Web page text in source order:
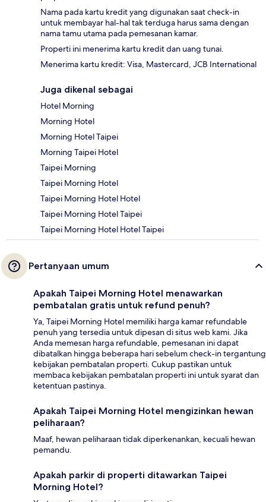
Nama pada kartu kredit yang digunakan saat check-in
untuk membayar hal-hal tak terduga harus sama dengan
nama tamu utama pada pemesanan kamar.
Properti ini menerima kartu kredit dan uang tunai.
Menerima kartu kredit: Visa, Mastercard, JCB International
Juga dikenal sebagai
Hotel Morning
Morning Hotel
Morning Hotel Taipei
Morning Taipei Hotel
Taipei Morning
Taipei Morning Hotel
Taipei Morning Hotel Hotel
Taipei Morning Hotel Taipei
Taipei Morning Hotel Hotel Taipei
Pertanyaan umum
Apakah Taipei Morning Hotel menawarkan
pembatalan gratis untuk refund penuh?
Ya, Taipei Morning Hotel memiliki harga kamar refundable
penuh yang tersedia untuk dipesan di situs web kami. Jika
Anda memesan harga refundable, pemesanan ini dapat
dibatalkan hingga beberapa hari sebelum check-in tergantung
kebijakan pembatalan properti. Cukup pastikan untuk
membaca kebijakan pembatalan properti ini untuk syarat dan
ketentuan pastinya.
Apakah Taipei Morning Hotel mengizinkan hewan
peliharaan?
Maaf, hewan peliharaan tidak diperkenankan, kecuali hewan
pemandu.
Apakah parkir di properti ditawarkan Taipei
Morning Hotel?